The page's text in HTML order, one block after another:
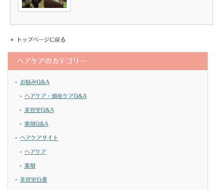
トップページに戻る
ヘアケアのカテゴリー
お悩みQ&A
ヘアケア・頭皮ケアQ&A
美容室Q&A
薬剤Q&A
ヘアケアサイト
ヘアケア
薬剤
美容室白書